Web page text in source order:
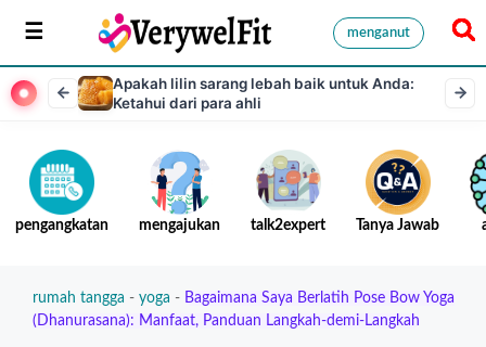
menganut
Apakah lilin sarang lebah baik untuk Anda:
Ketahui dari para ahli
pengangkatan mengajukan talk2expert Tanya Jawab
rumah tangga - yoga - Bagaimana Saya Berlatih Pose Bow Yoga
(Dhanurasana): Manfaat, Panduan Langkah-demi-Langkah